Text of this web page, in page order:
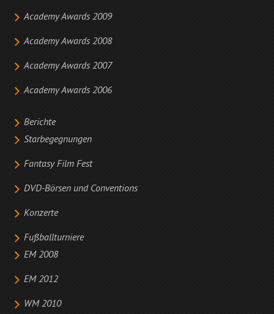
Academy Awards 2009
Academy Awards 2008
Academy Awards 2007
Academy Awards 2006
Berichte
Starbegegnungen
Fantasy Film Fest
DVD-Börsen und Conventions
Konzerte
Fußballturniere
EM 2008
EM 2012
WM 2010